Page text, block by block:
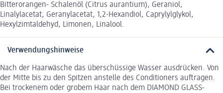
Bitterorangen- Schalenöl (Citrus aurantium), Geraniol,
Linalylacetat, Geranylacetat, 1,2-Hexandiol, Caprylylglykol,
Hexylzimtaldehyd, Limonen, Linalool.
Verwendungshinweise
Nach der Haarwäsche das überschüssige Wasser ausdrücken. Von
der Mitte bis zu den Spitzen anstelle des Conditioners auftragen.
Bei trockenem oder grobem Haar nach dem DIAMOND GLASS-